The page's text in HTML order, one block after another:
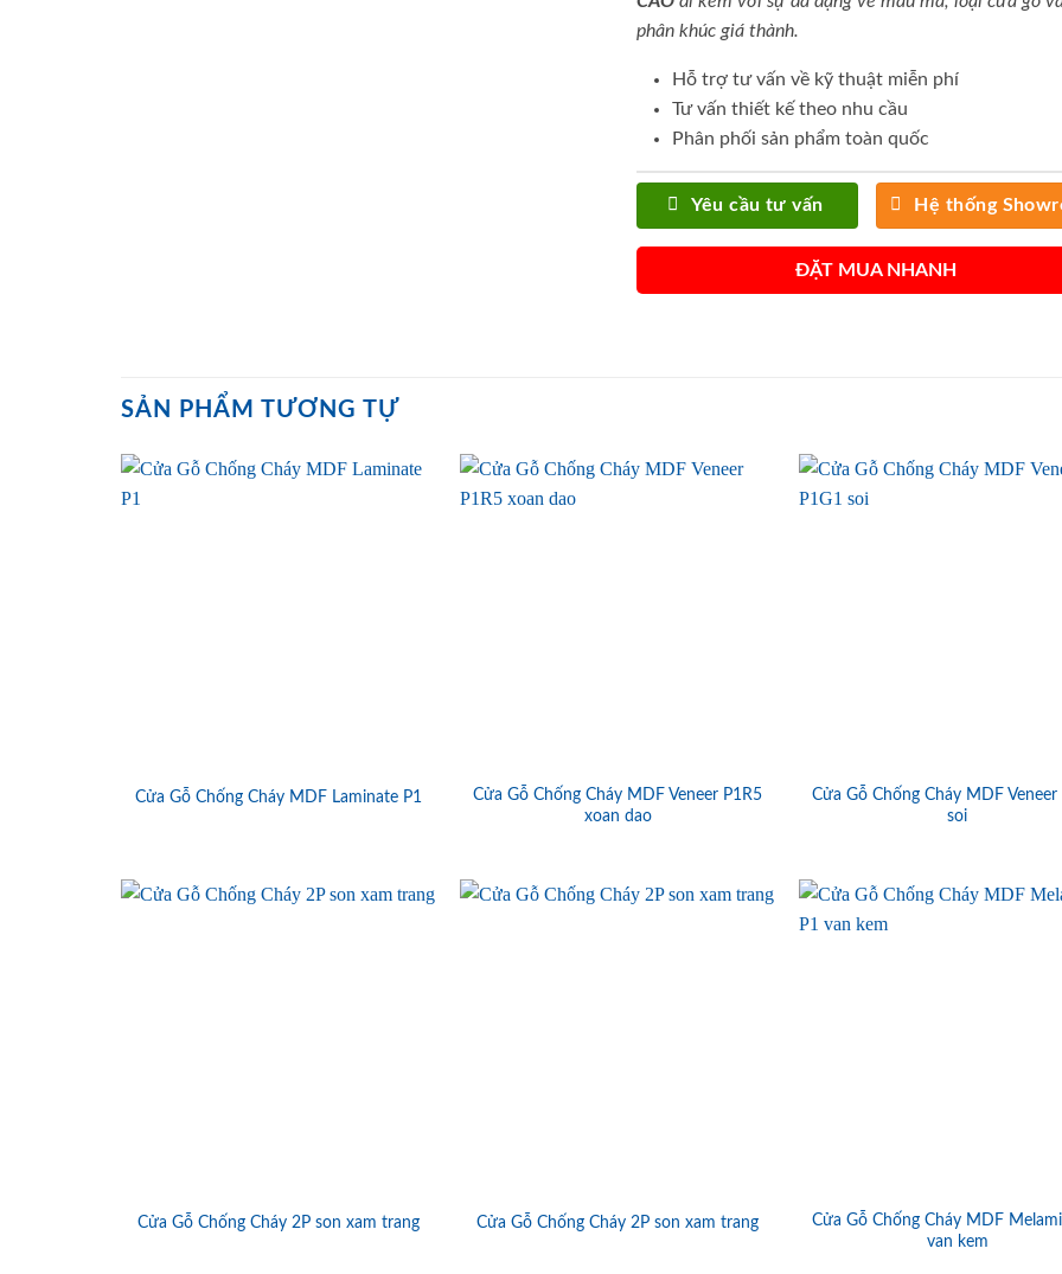
phân khúc giá thành.
Hỗ trợ tư vấn về kỹ thuật miễn phí
Tư vấn thiết kế theo nhu cầu
Phân phối sản phẩm toàn quốc
Yêu cầu tư vấn Hệ thống
ĐẶT MUA NHANH
SẢN PHẨM TƯƠNG TỰ
Cửa Gỗ Chống Cháy MDF Laminate P1
Cửa Gỗ Chống Cháy MDF Veneer P1R5
xoan dao
Cửa Gỗ Chống Cháy MDF Veneer
soi
Cửa Gỗ Chống Cháy 2P son xam trang Cửa Gỗ Chống Cháy 2P son xam trang
Cửa Gỗ Chống Cháy MDF
van kem